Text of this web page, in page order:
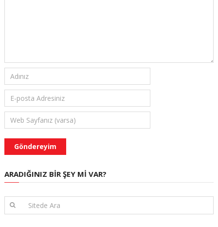
ARADIĞINIZ BIR ŞEY MI VAR?